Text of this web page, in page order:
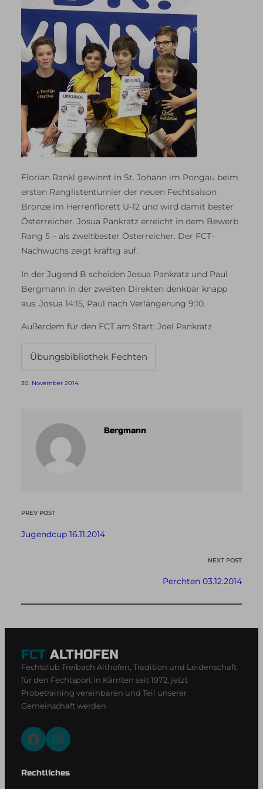
Florian Rankl gewinnt in St. Johann im Pongau beim
ersten Ranglistenturnier der neuen Fechtsaison
Bronze im Herrenflorett U-12 und wird damit bester
Österreicher. Josua Pankratz erreicht in dem Bewerb
Rang 5 – als zweitbester Österreicher. Der FCT-
Nachwuchs zeigt kräftig auf.
In der Jugend B scheiden Josua Pankratz und Paul
Bergmann in der zweiten Direkten denkbar knapp
aus. Josua 14:15, Paul nach Verlängerung 9:10.
Außerdem für den FCT am Start: Joel Pankratz
Übungsbibliothek Fechten
30. November 2014
Bergmann
PREV POST
Jugendcup 16.11.2014
NEXT POST
Perchten 03.12.2014
FCT ALTHOFEN
Fechtclub Treibach Althofen, Tradition und Leidenschaft
für den Fechtsport in Kärnten seit 1972, jetzt
Probetraining vereinbaren und Teil unserer
Gemeinschaft werden
Facebook Instagram
Rechtliches